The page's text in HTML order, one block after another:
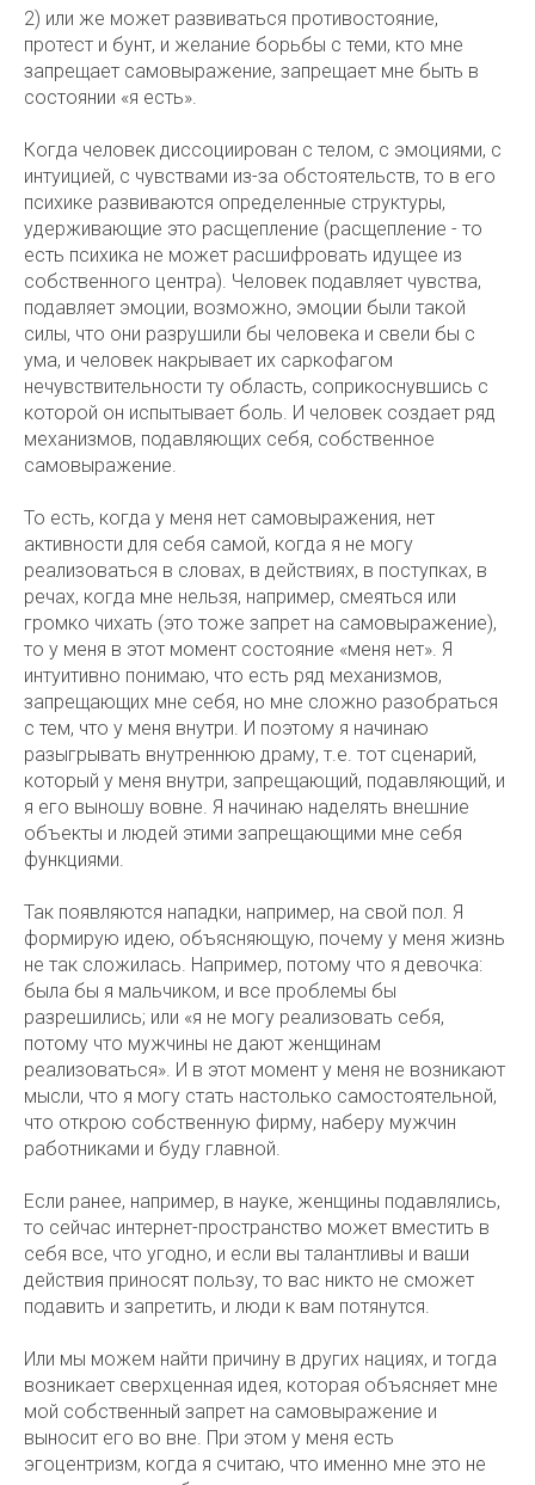
2) или же может развиваться противостояние,
протест и бунт, и желание борьбы с теми, кто мне
запрещает самовыражение, запрещает мне быть в
состоянии «я есть».
Когда человек диссоциирован с телом, с эмоциями, с
интуицией, с чувствами из-за обстоятельств, то в его
психике развиваются определенные структуры,
удерживающие это расщепление (расщепление - то
есть психика не может расшифровать идущее из
собственного центра). Человек подавляет чувства,
подавляет эмоции, возможно, эмоции были такой
силы, что они разрушили бы человека и свели бы с
ума, и человек накрывает их саркофагом
нечувствительности ту область, соприкоснувшись с
которой он испытывает боль. И человек создает ряд
механизмов, подавляющих себя, собственное
самовыражение.
То есть, когда у меня нет самовыражения, нет
активности для себя самой, когда я не могу
реализоваться в словах, в действиях, в поступках, в
речах, когда мне нельзя, например, смеяться или
громко чихать (это тоже запрет на самовыражение),
то у меня в этот момент состояние «меня нет». Я
интуитивно понимаю, что есть ряд механизмов,
запрещающих мне себя, но мне сложно разобраться
с тем, что у меня внутри. И поэтому я начинаю
разыгрывать внутреннюю драму, т.е. тот сценарий,
который у меня внутри, запрещающий, подавляющий, и
я его выношу вовне. Я начинаю наделять внешние
объекты и людей этими запрещающими мне себя
функциями.
Так появляются нападки, например, на свой пол. Я
формирую идею, объясняющую, почему у меня жизнь
не так сложилась. Например, потому что я девочка:
была бы я мальчиком, и все проблемы бы
разрешились; или «я не могу реализовать себя,
потому что мужчины не дают женщинам
реализоваться». И в этот момент у меня не возникают
мысли, что я могу стать настолько самостоятельной,
что открою собственную фирму, наберу мужчин
работниками и буду главной.
Если ранее, например, в науке, женщины подавлялись,
то сейчас интернет-пространство может вместить в
себя все, что угодно, и если вы талантливы и ваши
действия приносят пользу, то вас никто не сможет
подавить и запретить, и люди к вам потянутся.
Или мы можем найти причину в других нациях, и тогда
возникает сверхценная идея, которая объясняет мне
мой собственный запрет на самовыражение и
выносит его во вне. При этом у меня есть
эгоцентризм, когда я считаю, что именно мне это не